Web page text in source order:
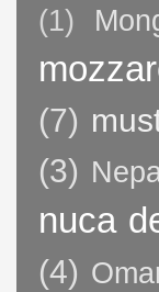
(1)
(7)
(3)
nuca
(4)